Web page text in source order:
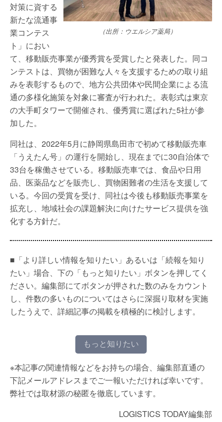
（出所：ウエルシア薬局）
対策に資する
新たな流通事
業コンテス
ト」におい
て、移動販売事業が優秀賞を受賞したと発表した。同コ
ンテストは、買物が困難な人々を支援するための取り組
みを表彰するもので、地方公共団体や民間企業による流
通の多様化施策を対象に審査が行われた。表彰式は東京
の大手町タワーで開催され、優秀賞に選ばれた5社が参
加した。
同社は、2022年5月に静岡県島田市で初めて移動販売車
「うえたん号」の運行を開始し、現在までに30自治体で
33台を稼働させている。移動販売車では、食品や日用
品、医薬品などを販売し、買物困難者の生活を支援して
いる。今回の受賞を受け、同社は今後も移動販売事業を
拡充し、地域社会の課題解決に向けたサービス提供を強
化する方針だ。
■「より詳しい情報を知りたい」あるいは「続報を知り
たい」場合、下の「もっと知りたい」ボタンを押してく
ださい。編集部にてボタンが押された数のみをカウント
し、件数の多いものについてはさらに深掘り取材を実施
したうえで、詳細記事の掲載を積極的に検討します。
もっと知りたい
※本記事の関連情報などをお持ちの場合、編集部直通の
下記メールアドレスまでご一報いただければ幸いです。
弊社では取材源の秘匿を徹底しています。
LOGISTICS TODAY編集部